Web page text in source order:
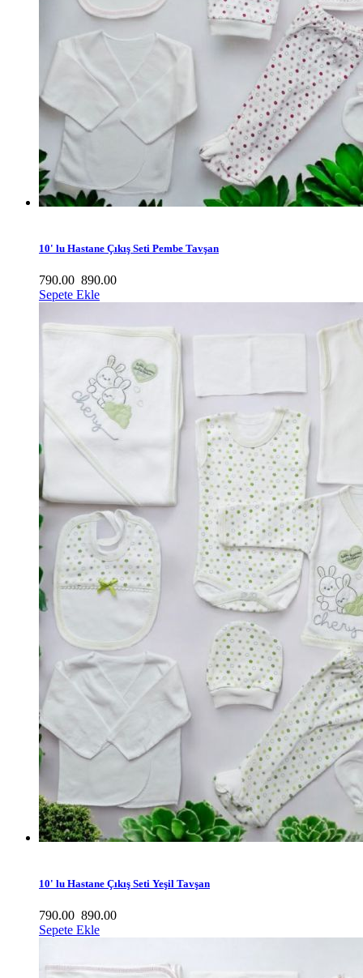
10' lu Hastane Çıkış Seti Pembe Tavşan
790.00 890.00
Sepete Ekle
10' lu Hastane Çıkış Seti Yeşil Tavşan
790.00 890.00
Sepete Ekle